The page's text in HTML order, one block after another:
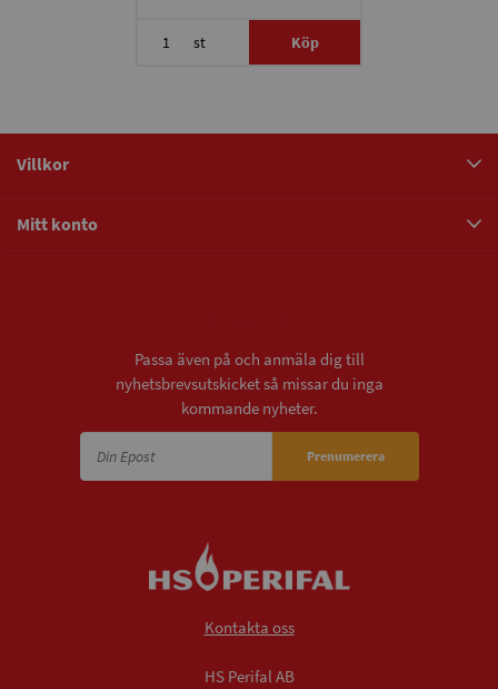
st Köp
Villkor
Mitt konto
Passa även på och anmäla dig till
nyhetsbrevsutskicket så missar du inga
kommande nyheter.
Prenumerera
Kontakta oss
HS Perifal AB